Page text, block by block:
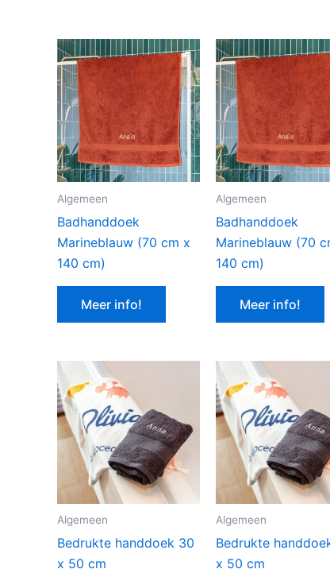
Algemeen
Badhanddoek
Marineblauw (70 cm x
140 cm)
Meer info!
Algemeen
Badhanddoek
Marineblauw (70
140 cm)
Meer info!
Algemeen
Bedrukte handdoek 30
x 50 cm
Algemeen
Bedrukte
x 50 cm